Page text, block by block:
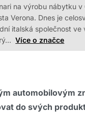
na výrobu nábytku v
Verona. Dnes je
italská společnost ve
Více o značce
automobilovým
do svých